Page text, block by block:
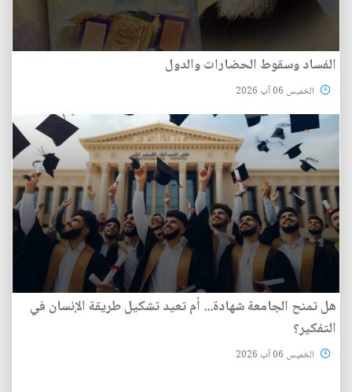
الفساد وسقوط الحضارات والدول
الخميس 06 آب 2026
هل تمنح الجامعة شهادة... أم تعيد تشكيل طريقة الإنسان في
التفكير؟
الخميس 06 آب 2026